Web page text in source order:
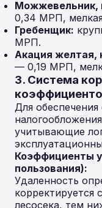
Можжевельник,
0,34 МРП,
Гребенщик:
МРП.
Акация желтая,
— 0,19 МРП,
3. Система
Для
учитывающие
Коэффициенты
пользования):
Удаленность
корректируется
лесосека, тем